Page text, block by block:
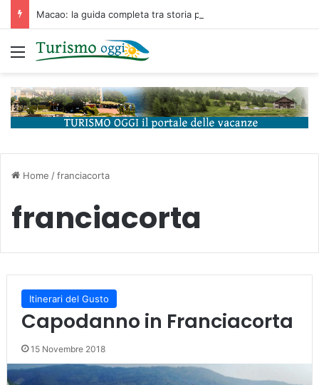
Menu
Home /franciacorta
franciacorta
Itinerari del Gusto
Capodanno in Franciacorta
15 Novembre 2018